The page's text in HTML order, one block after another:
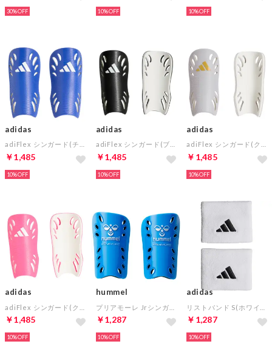
30% 10% 10%
adidas
￥1,485
10%
adidas
￥1,485
10%
adidas
￥1,485
10%
adidas
￥1,485
10%
hummel
￥1,287
10%
adidas
￥1,287
10%